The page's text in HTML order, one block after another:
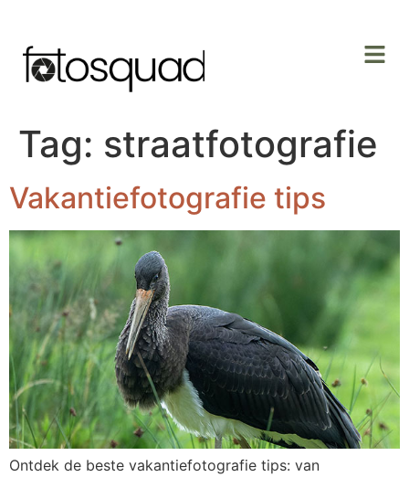
Tag: straatfotografie
Vakantiefotografie tips
Ontdek de beste vakantiefotografie tips: van